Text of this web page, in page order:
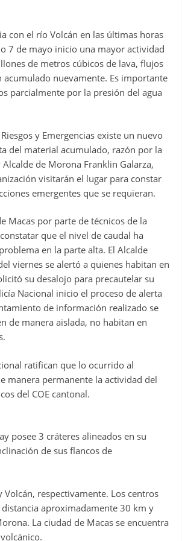
con el río Volcán en las últimas horas
7 de mayo inicio una mayor actividad
de metros cúbicos de lava, flujos
nuevamente. Es importante
parcialmente por la presión del agua
y Emergencias existe un nuevo
del material acumulado, razón por la
de Morona Franklin Galarza,
visitarán el lugar para constar
emergentes que se requieran.
Macas por parte de técnicos de la
que el nivel de caudal ha
en la parte alta. El Alcalde
viernes se alertó a quienes habitan en
su desalojo para precautelar su
Nacional inicio el proceso de alerta
de información realizado se
de manera aislada, no habitan en
ratifican que lo ocurrido al
manera permanente la actividad del
del COE cantonal.
posee 3 cráteres alineados en su
de sus flancos de
respectivamente. Los centros
aproximadamente 30 km y
La ciudad de Macas se encuentra